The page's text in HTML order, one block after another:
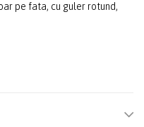
pe fata, cu guler rotund,